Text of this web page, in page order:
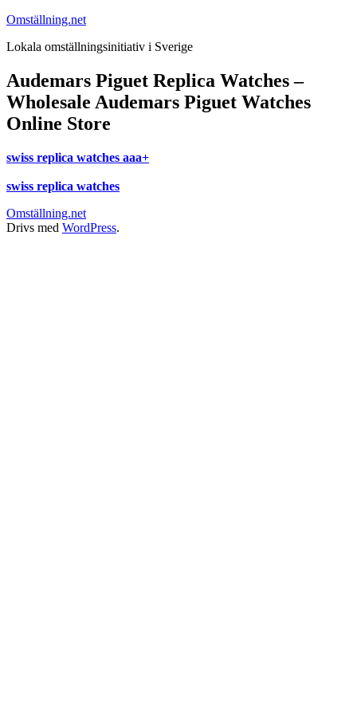
Hoppa
innehåll
Omställning.net
Lokala omställningsinitiativ i Sverige
Audemars Piguet Replica Watches –
Wholesale Audemars Piguet Watches
Online Store
swiss replica watches aaa+
swiss replica watches
Omställning.net
Drivs med WordPress.